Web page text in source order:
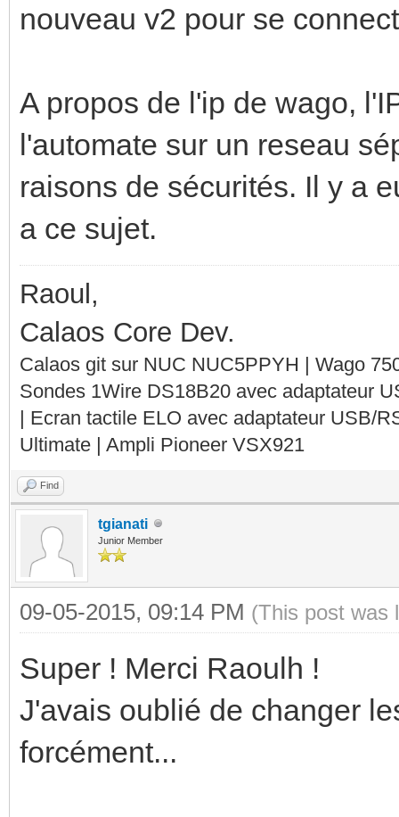
nouveau v2 pour se
A propos de l'ip de wago,
l'automate sur un reseau
raisons de sécurités. Il y a
a ce sujet.
Raoul,
Calaos Core Dev.
Calaos git sur NUC NUC5PPYH | Wago
Sondes 1Wire DS18B20 avec adaptateur
| Ecran tactile ELO avec adaptateur USB/
Ultimate | Ampli Pioneer VSX921
Find
tgianati
Junior Member
09-05-2015, 09:14 PM (This post was
Super ! Merci Raoulh !
J'avais oublié de changer
forcément...